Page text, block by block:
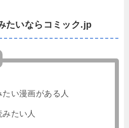
たいならコミック.jp
い漫画がある人
たい人